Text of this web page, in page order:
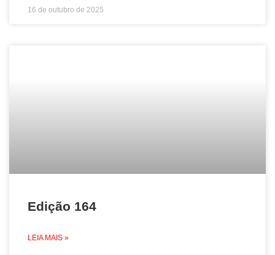
16 de outubro de 2025
Edição 164
LEIA MAIS »